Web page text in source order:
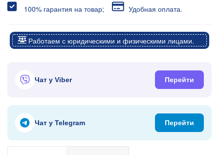
100% гарантия на товар;
Удобная оплата.
Работаем с юридическими и физическими лицами.
Чат у Viber Перейти
Чат у Telegram Перейти